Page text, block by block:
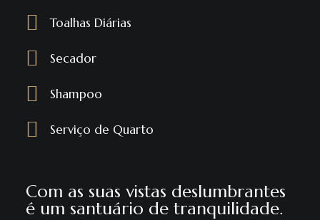
Toalhas Diárias
Secador
Shampoo
Serviço de Quarto
Com as suas vistas deslumbrantes
é um santuário de tranquilidade.